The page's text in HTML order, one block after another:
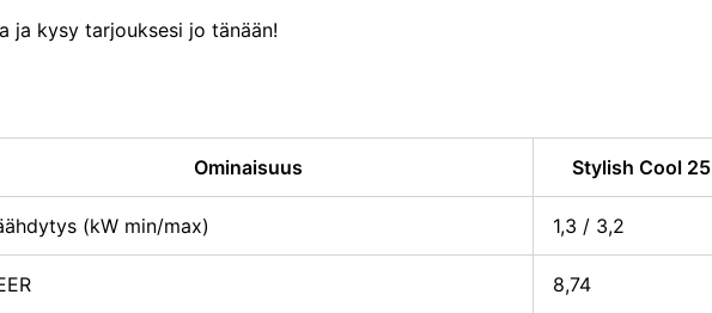
ja kysy tarjouksesi jo tänään!
Ominaisuus Stylish Cool 25
(kW min/max) 1,3 / 3,2
8,74